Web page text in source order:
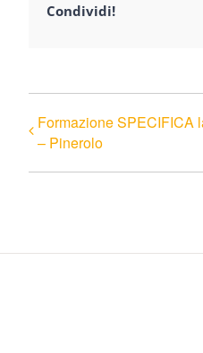
Condividi!
Formazione SPECIFICA
– Pinerolo